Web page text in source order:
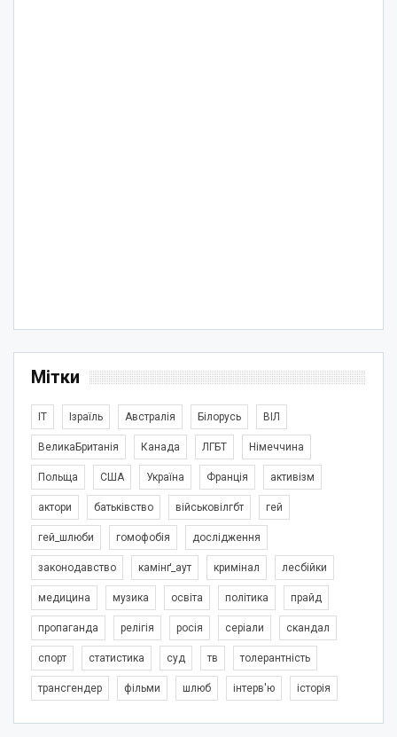
Мітки
IT Ізраїль Австралія Білорусь ВІЛ
ВеликаБританія Канада ЛГБТ Німеччина
Польща США Україна Франція активізм
актори батьківство військовілгбт гей
гей_шлюби гомофобія дослідження
законодавство камінґ_аут кримінал лесбійки
медицина музика освіта політика прайд
пропаганда релігія росія серіали скандал
спорт статистика суд тв толерантність
трансгендер фільми шлюб інтерв'ю історія